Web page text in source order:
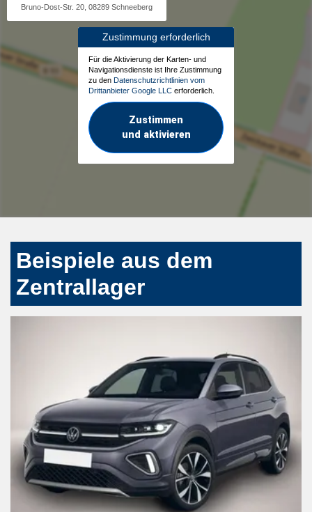
Bruno-Dost-Str. 20, 08289 Schneeberg
Zustimmung erforderlich
Für die Aktivierung der Karten- und
Navigationsdienste ist Ihre Zustimmung
zu den Datenschutzrichtlinien vom
Drittanbieter Google LLC erforderlich.
Zustimmen
und aktivieren
Beispiele aus dem
Zentrallager